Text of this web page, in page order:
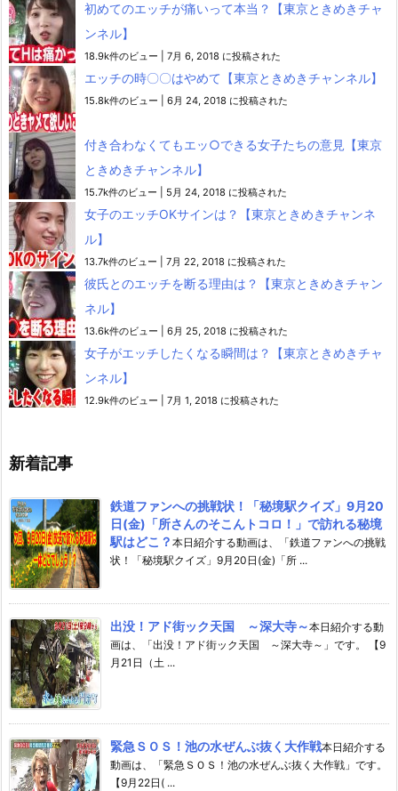
初めてのエッチが痛いって本当？【東京ときめきチャ
ンネル】
18.9k件のビュー 7月 6, 2018 に投稿された
エッチの時〇〇はやめて【東京ときめきチャンネル】
15.8k件のビュー 6月 24, 2018 に投稿された
付き合わなくてもエッ○できる女子たちの意見【東京
ときめきチャンネル】
15.7k件のビュー 5月 24, 2018 に投稿された
女子のエッチOKサインは？【東京ときめきチャンネ
ル】
13.7k件のビュー 7月 22, 2018 に投稿された
彼氏とのエッチを断る理由は？【東京ときめきチャン
ネル】
13.6k件のビュー 6月 25, 2018 に投稿された
女子がエッチしたくなる瞬間は？【東京ときめきチャ
ンネル】
12.9k件のビュー 7月 1, 2018 に投稿された
新着記事
鉄道ファンへの挑戦状！「秘境駅クイズ」9月20
日(金)「所さんのそこんトコロ！」で訪れる秘境
駅はどこ？ 本日紹介する動画は、「鉄道ファンへの挑戦
状！「秘境駅クイズ」9月20日(金)「所 ...
出没！アド街ック天国 ～深大寺～本日紹介する動
画は、「出没！アド街ック天国 ～深大寺～」です。 【9
月21日（土 ...
緊急ＳＯＳ！池の水ぜんぶ抜く大作戦本日紹介する
動画は、「緊急ＳＯＳ！池の水ぜんぶ抜く大作戦」です。
【9月22日( ...